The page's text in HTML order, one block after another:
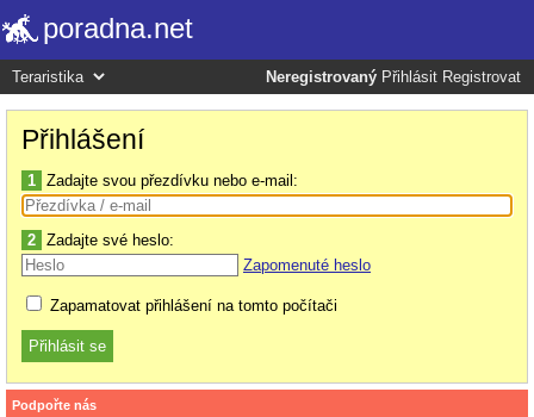
poradna.net
Neregistrovaný Přihlásit Registrovat
Přihlášení
1 Zadajte svou přezdívku nebo e-mail:
2 Zadajte své heslo:
Zapomenuté heslo
Zapamatovat přihlášení na tomto počítači
Podpořte nás